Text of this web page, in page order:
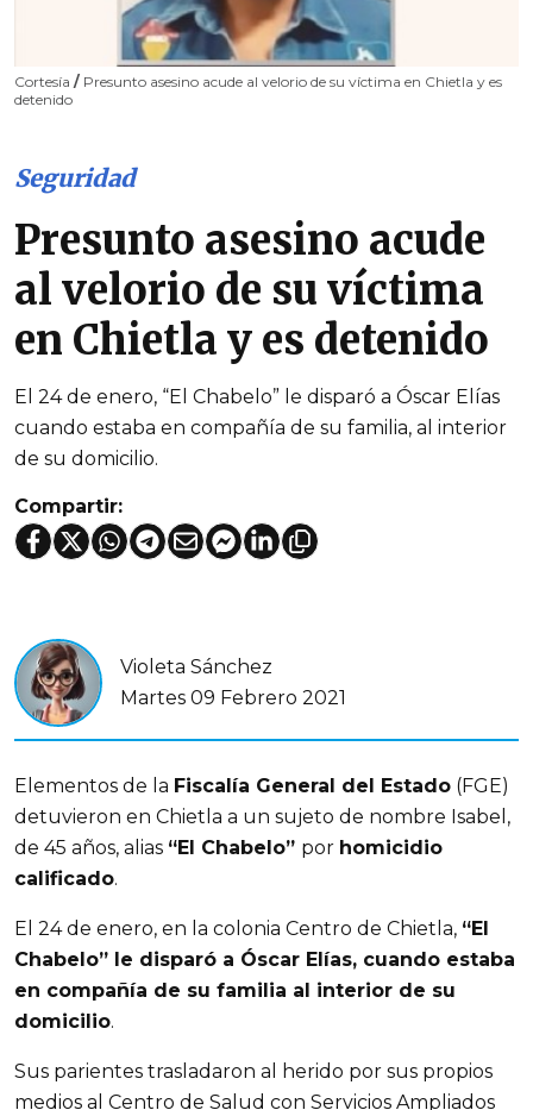
Cortesía / Presunto asesino acude al velorio de su víctima en Chietla y es
detenido
Seguridad
Presunto asesino acude
al velorio de su víctima
en Chietla y es detenido
El 24 de enero, “El Chabelo” le disparó a Óscar Elías
cuando estaba en compañía de su familia, al interior
de su domicilio.
Compartir:
Violeta Sánchez
Martes 09 Febrero 2021
Elementos de la Fiscalía General del Estado (FGE)
detuvieron en Chietla a un sujeto de nombre Isabel,
de 45 años, alias “El Chabelo” por homicidio
calificado.
El 24 de enero, en la colonia Centro de Chietla, “El
Chabelo” le disparó a Óscar Elías, cuando estaba
en compañía de su familia al interior de su
domicilio.
Sus parientes trasladaron al herido por sus propios
medios al Centro de Salud con Servicios Ampliados